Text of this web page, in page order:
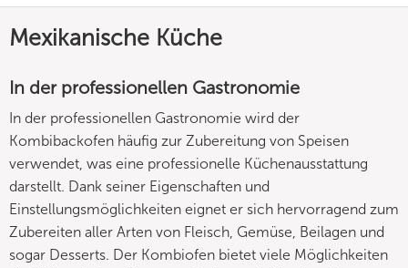
Mexikanische Küche
In der professionellen Gastronomie
In der professionellen Gastronomie wird der
Kombibackofen häufig zur Zubereitung von Speisen
verwendet, was eine professionelle Küchenausstattung
darstellt. Dank seiner Eigenschaften und
Einstellungsmöglichkeiten eignet er sich hervorragend zum
Zubereiten aller Arten von Fleisch, Gemüse, Beilagen und
sogar Desserts. Der Kombiofen bietet viele Möglichkeiten